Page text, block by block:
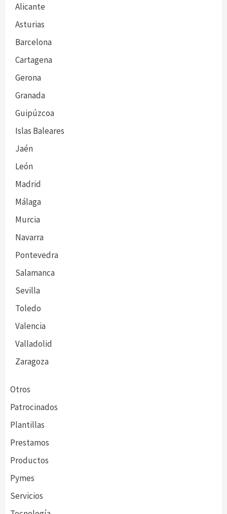
Alicante
Asturias
Barcelona
Cartagena
Gerona
Granada
Guipúzcoa
Islas Baleares
Jaén
León
Madrid
Málaga
Murcia
Navarra
Pontevedra
Salamanca
Sevilla
Toledo
Valencia
Valladolid
Zaragoza
Otros
Patrocinados
Plantillas
Prestamos
Productos
Pymes
Servicios